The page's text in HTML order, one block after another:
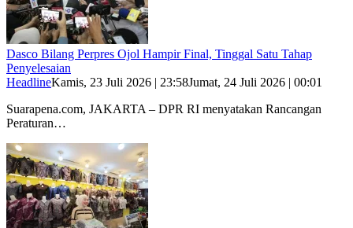
Dasco Bilang Perpres Ojol Hampir Final, Tinggal Satu Tahap
Penyelesaian
HeadlineKamis, 23 Juli 2026 | 23:58Jumat, 24 Juli 2026 | 00:01
Suarapena.com, JAKARTA – DPR RI menyatakan Rancangan
Peraturan…